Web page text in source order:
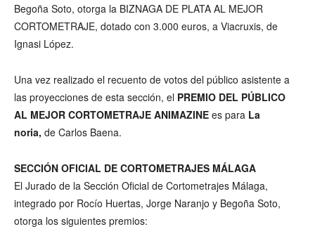
Begoña Soto, otorga la BIZNAGA DE PLATA AL MEJOR
CORTOMETRAJE, dotado con 3.000 euros, a Viacruxis, de
Ignasi López.
Una vez realizado el recuento de votos del público asistente a
las proyecciones de esta sección, el PREMIO DEL PÚBLICO
AL MEJOR CORTOMETRAJE ANIMAZINE es para La
noria, de Carlos Baena.
SECCIÓN OFICIAL DE CORTOMETRAJES MÁLAGA
El Jurado de la Sección Oficial de Cortometrajes Málaga,
integrado por Rocío Huertas, Jorge Naranjo y Begoña Soto,
otorga los siguientes premios: